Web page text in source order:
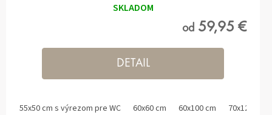
SKLADOM
od 59,95 €
DETAIL
55x50 cm s výrezom pre WC 60x60 cm 60x100 cm 70x120 cm